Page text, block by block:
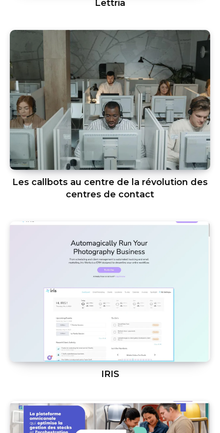
Lettria
Les callbots au centre de la révolution des
centres de contact
IRIS